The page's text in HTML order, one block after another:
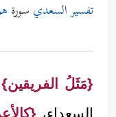
تفسير السعدي سورة
{مَثَلُ الفريقين}
السعداء،